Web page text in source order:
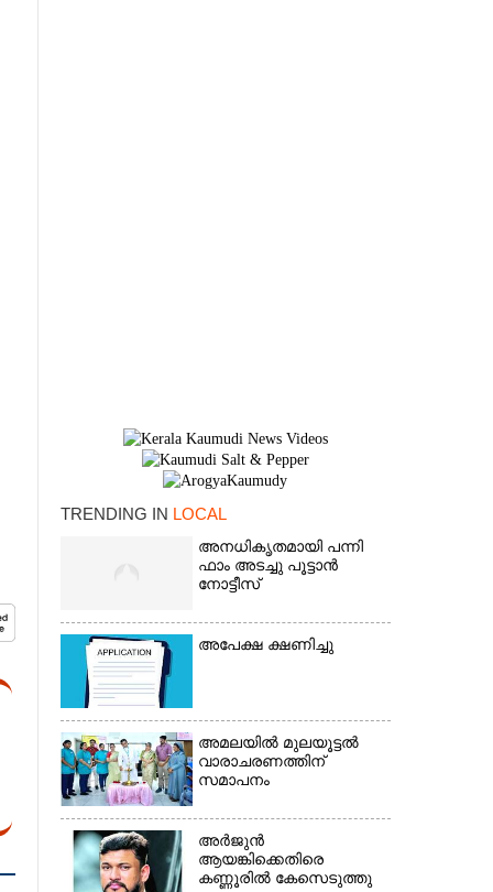
TRENDING IN LOCAL
അനധികൃതമായി പന്നി
ഫാം അടച്ചു പൂട്ടാൻ
നോട്ടീസ്
അപേക്ഷ ക്ഷണിച്ചു
അമലയിൽ മുലയൂട്ടൽ
വാരാചരണത്തിന്
സമാപനം
അർജുൻ
ആയങ്കിക്കെതിരെ
കണ്ണൂരിൽ കേസെടുത്തു
×